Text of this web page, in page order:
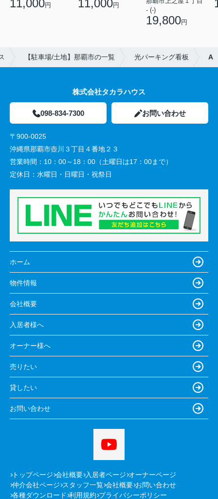
11,000円 11,000円
- (-)
19,800円
【駐車場/土地】那覇市の一覧 光パーキング看板 A
株式会社タカラハウス
098-834-7300 お問い合わせ
〒900-0025
沖縄県那覇市壺川３丁目４番地２３
営業時間： 10：00～18：00（土曜日は17：00まで）
定休日： 水曜日・日曜日・祝祭日
ホーム
物件情報
会社概要
入居者様へ
オーナー様へ
売りたい
貸したい
お問い合わせ
トップページ 会社概要 入居者ページ オーナーページ
仲介会社ページ スタッフ一覧 会社概要 お問い合わせ
各種ダウンロード 利用規約 プライバシーポリシー